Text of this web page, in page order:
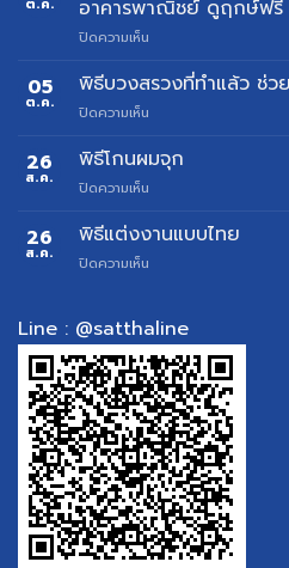
ต.ค. อาคารพาณิชย์ ดูฤกษ์ฟรี
ปิดความเห็น
จัด
ย้าย
บ้าน
ดู
ฤกษ์
ฟรี
05
ต.ค.
พิธีบวงสรวงที่ทำแล้ว ช่ว
ปิดความเห็น
บวงสรวง
ช่วย
26
ส.ค.
พิธีโกนผมจุก
ปิดความเห็น
โกน
26
ส.ค.
พิธีแต่งงานแบบไทย
ปิดความเห็น
แบบ
ไทย
Line : @satthaline